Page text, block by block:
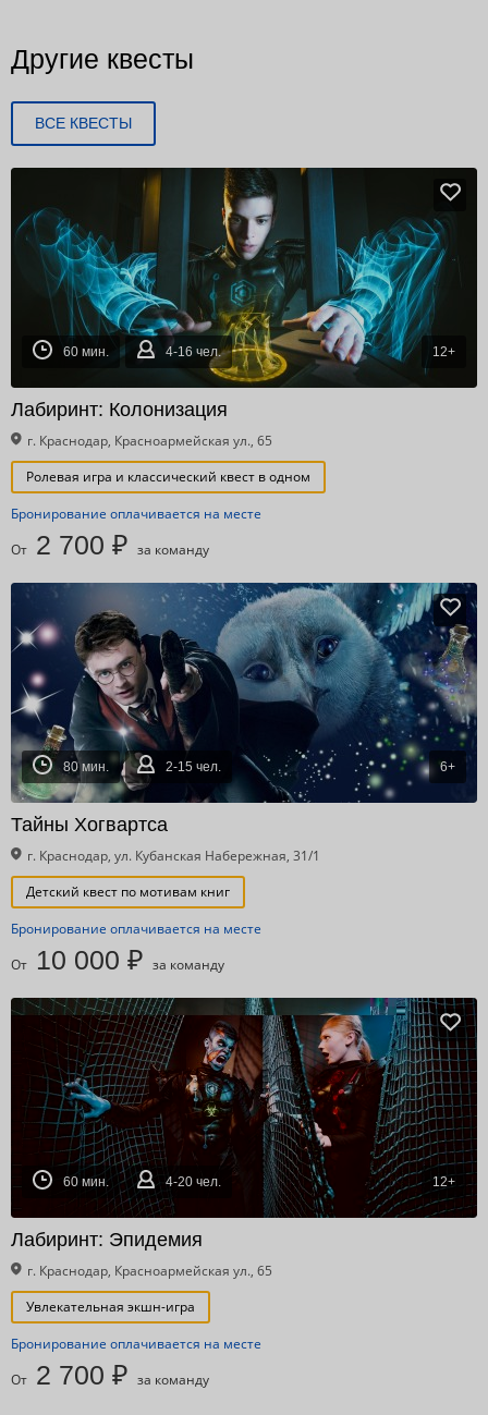
Другие квесты
ВСЕ КВЕСТЫ
60 мин. 4-16 чел. 12+
Лабиринт: Колонизация
г. Краснодар, Красноармейская ул., 65
Ролевая игра и классический квест в одном
Бронирование оплачивается на месте
От 2 700 ₽ за команду
80 мин. 2-15 чел. 6+
Тайны Хогвартса
г. Краснодар, ул. Кубанская Набережная, 31/1
Детский квест по мотивам книг
Бронирование оплачивается на месте
От 10 000 ₽ за команду
60 мин. 4-20 чел. 12+
Лабиринт: Эпидемия
г. Краснодар, Красноармейская ул., 65
Увлекательная экшн-игра
Бронирование оплачивается на месте
От 2 700 ₽ за команду